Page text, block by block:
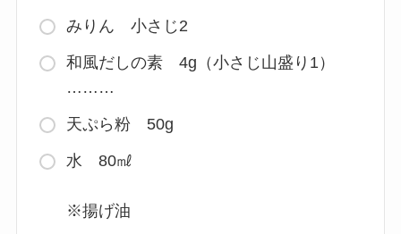
みりん 小さじ2
和風だしの素 4g（小さじ山盛り1）
………
天ぷら粉 50g
水 80㎖
※揚げ油